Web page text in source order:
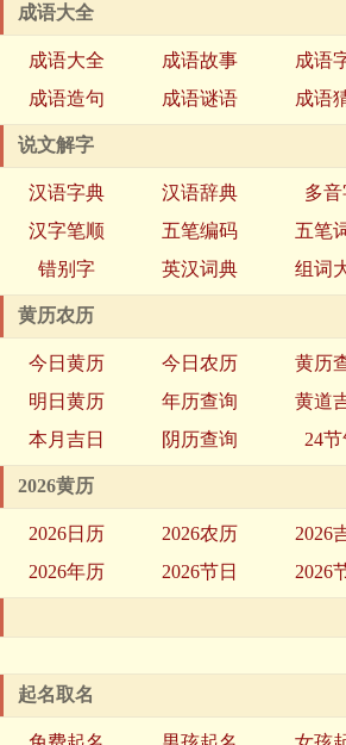
成语大全
成语大全 成语故事 成语
成语造句
成语谜语 成语
说文解字
汉语字典 汉语辞典 多
汉字笔顺
五笔编码 五笔
错别字
英汉词典 组词
黄历农历
今日黄历 今日农历 黄历
明日黄历
年历查询 黄道
本月吉日
阴历查询 24
2026黄历
2026日历 2026农历 2026
2026年历
2026节日 2026
起名取名